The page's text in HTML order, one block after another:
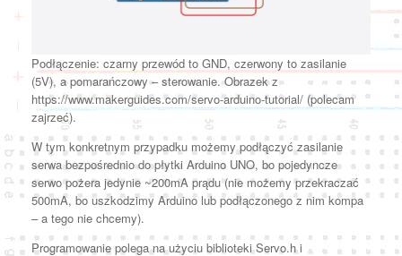
Podłączenie: czarny przewód to GND, czerwony to zasilanie
(5V), a pomarańczowy – sterowanie. Obrazek z
https://www.makerguides.com/servo-arduino-tutorial/ (polecam
zajrzeć).
W tym konkretnym przypadku możemy podłączyć zasilanie
serwa bezpośrednio do płytki Arduino UNO, bo pojedyncze
serwo pożera jedynie ~200mA prądu (nie możemy przekraczać
500mA, bo uszkodzimy Arduino lub podłączonego z nim kompa
– a tego nie chcemy).
Programowanie polega na użyciu biblioteki Servo.h i